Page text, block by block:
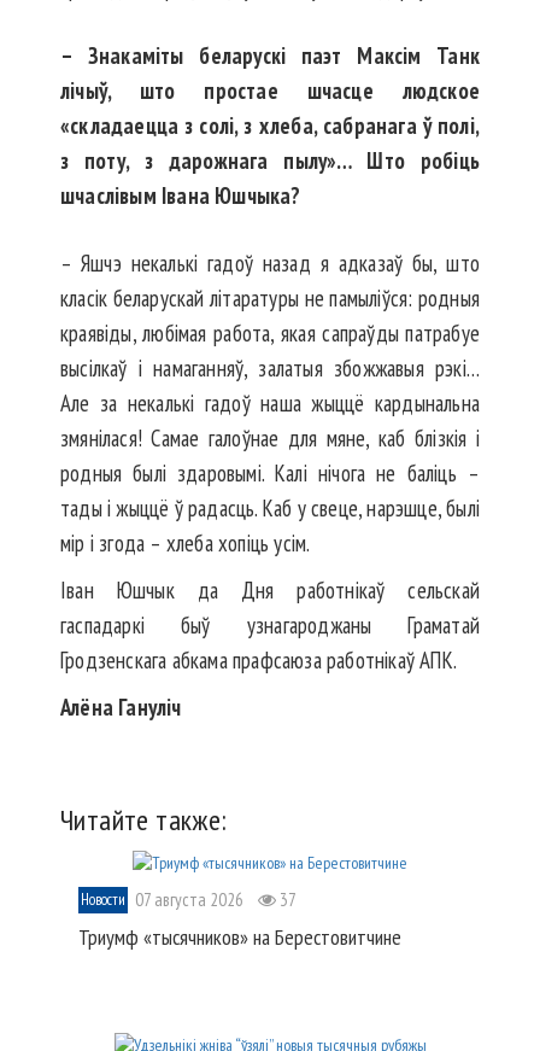
– Знакаміты беларускі паэт Максім Танк
лічыў, што простае шчасце людское
«складаецца з солі, з хлеба, сабранага ў полі,
з поту, з дарожнага пылу»… Што робіць
шчаслівым Івана Юшчыка?
– Яшчэ некалькі гадоў назад я адказаў бы, што
класік беларускай літаратуры не памыліўся: родныя
краявіды, любімая работа, якая сапраўды патрабуе
высілкаў і намаганняў, залатыя збожжавыя рэкі…
Але за некалькі гадоў наша жыццё кардынальна
змянілася! Самае галоўнае для мяне, каб блізкія і
родныя былі здаровымі. Калі нічога не баліць –
тады і жыццё ў радасць. Каб у свеце, нарэшце, былі
мір і згода – хлеба хопіць усім.
Іван Юшчык да Дня работнікаў сельскай
гаспадаркі быў узнагароджаны Граматай
Гродзенскага абкама прафсаюза работнікаў АПК.
Алёна Гануліч
Читайте также:
Новости 07 августа 2026 37
Триумф «тысячников» на Берестовитчине